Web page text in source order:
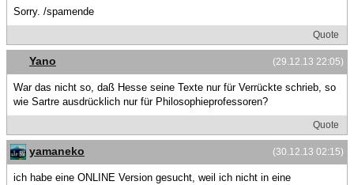
Sorry. /spamende
Quote
(29.12.13 22:05)
Yano
War das nicht so, daß Hesse seine Texte nur für Verrückte schrieb, so
wie Sartre ausdrücklich nur für Philosophieprofessoren?
Quote
(30.12.13 02:15)
yamaneko
ich habe eine ONLINE Version gesucht, weil ich nicht in eine